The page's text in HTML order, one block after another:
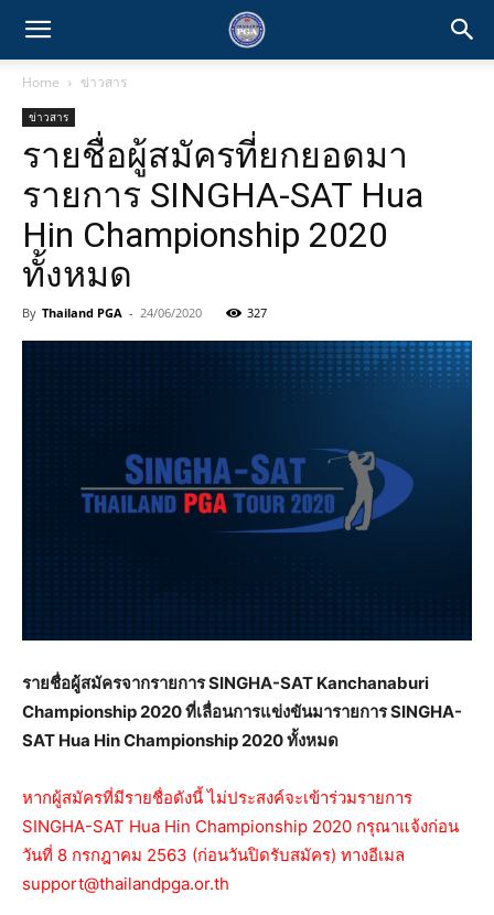
Home ข่าวสาร
ข่าวสาร
รายชื่อผู้สมัครที่ยกยอดมา
รายการ SINGHA-SAT Hua
Hin Championship 2020
ทั้งหมด
By Thailand PGA - 24/06/2020 327
รายชื่อผู้สมัครจากรายการ SINGHA-SAT Kanchanaburi
Championship 2020 ที่เลื่อนการแข่งขันมารายการ SINGHA-
SAT Hua Hin Championship 2020 ทั้งหมด
หากผู้สมัครที่มีรายชื่อดังนี้ ไม่ประสงค์จะเข้าร่วมรายการ
SINGHA-SAT Hua Hin Championship 2020 กรุณาแจ้งก่อน
วันที่ 8 กรกฎาคม 2563 (ก่อนวันปิดรับสมัคร) ทางอีเมล
support@thailandpga.or.th